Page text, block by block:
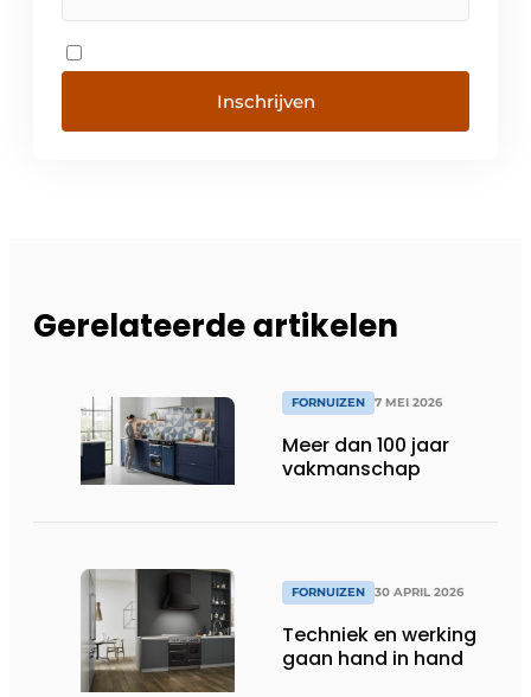
Inschrijven
Gerelateerde artikelen
FORNUIZEN 7 MEI 2026
Meer dan 100 jaar
vakmanschap
FORNUIZEN 30 APRIL 2026
Techniek en werking
gaan hand in hand